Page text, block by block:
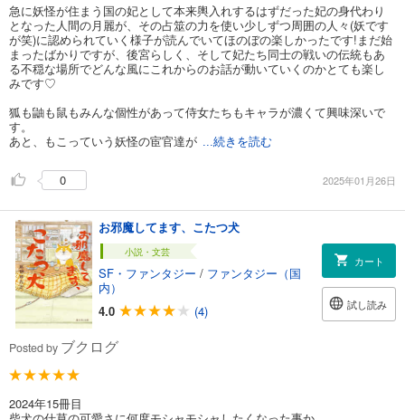
急に妖怪が住まう国の妃として本来輿入れするはずだった妃の身代わり
となった人間の月麗が、その占筮の力を使い少しずつ周囲の人々(妖です
が笑)に認められていく様子が読んでいてほのぼの楽しかったです!まだ始
まったばかりですが、後宮らしく、そして妃たち同士の戦いの伝統もあ
る不穏な場所でどんな風にこれからのお話が動いていくのかとても楽し
みです♡
狐も鼬も鼠もみんな個性があって侍女たちもキャラが濃くて興味深いで
す。
あと、もこっていう妖怪の宦官達が
...続きを読む
0 2025年01月26日
お邪魔してます、こたつ犬
小説・文芸
SF・ファンタジー / ファンタジー（国
内）
4.0
(4)
カート
試し読み
Posted by ブクログ
2024年15冊目